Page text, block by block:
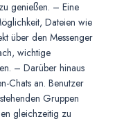
genießen. – Eine
Dateien wie
über den Messenger
wichtige
– Darüber hinaus
Chats an. Benutzer
Gruppen
gleichzeitig zu